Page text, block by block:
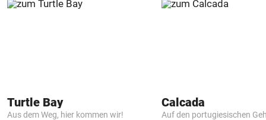
Turtle Bay
Aus dem Weg, hier kommen wir!
Calcada
Auf den portugiesischen